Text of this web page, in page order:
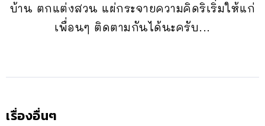
บ้าน ตกแต่งสวน แผ่กระจายความคิดริเริ่มให้แก่
เพื่อนๆ ติดตามกันได้นะครับ...
เรื่องอื่นๆ